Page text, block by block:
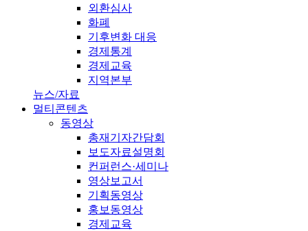
외환심사
화폐
기후변화 대응
경제통계
경제교육
지역본부
뉴스/자료
멀티콘텐츠
동영상
총재기자간담회
보도자료설명회
컨퍼런스·세미나
영상보고서
기획동영상
홍보동영상
경제교육